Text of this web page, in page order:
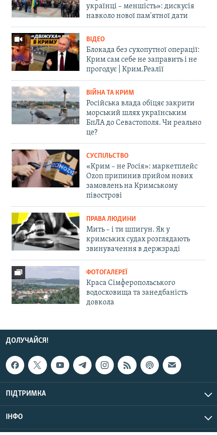
українці – меншість»: дискусія
навколо нової пам'ятної дати
ВІДЕО
Блокада без сухопутної операції:
Крим сам себе не заправить і не
прогодує | Крим.Реалії
ВІЙНА ТА КРИМ
Російська влада обіцяє закрити
морський шлях українським
БпЛА до Севастополя. Чи реально
це?
СУСПІЛЬСТВО
«Крим – не Росія»: маркетплейс
Ozon припинив прийом нових
замовлень на Кримському
півострові
ПРАВА ЛЮДИНИ
Мить – і ти шпигун. Як у
кримських судах розглядають
звинувачення в держзраді
ФОТОГАЛЕРЕЇ
Краса Сімферопольського
водосховища та занедбаність
довкола
ДОЛУЧАЙСЯ!
ПІДТРИМКА
ІНФО